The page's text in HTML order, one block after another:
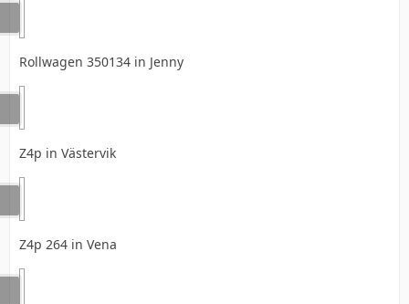
Rollwagen 350134 in Jenny
Z4p in Västervik
Z4p 264 in Vena